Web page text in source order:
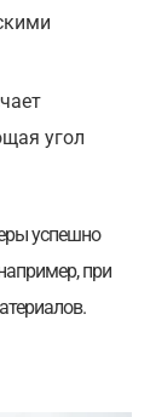
угол
успешно
при